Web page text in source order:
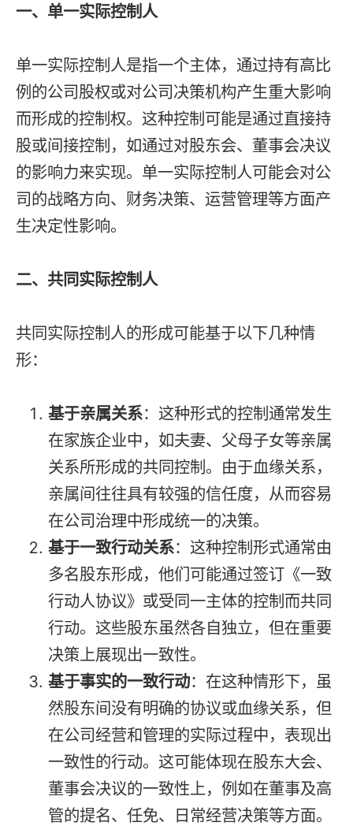
一、单一实际控制人
单一实际控制人是指一个主体，通过持有高比
例的公司股权或对公司决策机构产生重大影响
而形成的控制权。这种控制可能是通过直接持
股或间接控制，如通过对股东会、董事会决议
的影响力来实现。单一实际控制人可能会对公
司的战略方向、财务决策、运营管理等方面产
生决定性影响。
二、共同实际控制人
共同实际控制人的形成可能基于以下几种情
形：
基于亲属关系：这种形式的控制通常发生
在家族企业中，如夫妻、父母子女等亲属
关系所形成的共同控制。由于血缘关系，
亲属间往往具有较强的信任度，从而容易
在公司治理中形成统一的决策。
基于一致行动关系：这种控制形式通常由
多名股东形成，他们可能通过签订《一致
行动人协议》或受同一主体的控制而共同
行动。这些股东虽然各自独立，但在重要
决策上展现出一致性。
基于事实的一致行动：在这种情形下，虽
然股东间没有明确的协议或血缘关系，但
在公司经营和管理的实际过程中，表现出
一致性的行动。这可能体现在股东大会、
董事会决议的一致性上，例如在董事及高
管的提名、任免、日常经营决策等方面。